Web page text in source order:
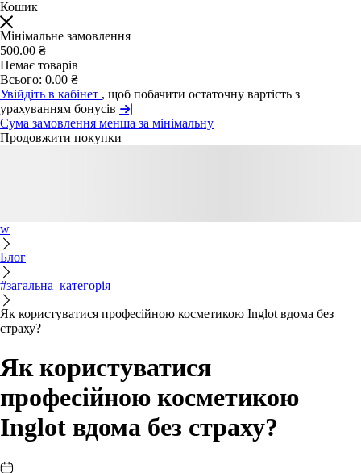
Кошик
Мінімальне замовлення
500.00 ₴
Немає товарів
Всього: 0.00 ₴
Увійдіть в кабінет , щоб побачити остаточну вартість з
урахуванням бонусів
Сума замовлення менша за мінімальну
Продовжити покупки
w
Блог
#загальна_категорія
Як користуватися професійною косметикою Inglot вдома без
страху?
Як користуватися
професійною косметикою
Inglot вдома без страху?